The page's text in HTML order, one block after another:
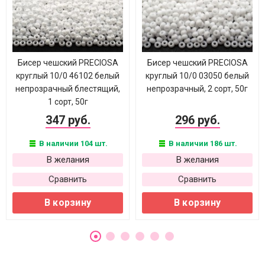
Бисер чешский PRECIOSA
круглый 10/0 46102 белый
непрозрачный блестящий,
1 сорт, 50г
347 руб.
В наличии 104 шт.
В желания
Сравнить
В корзину
Бисер чешский PRECIOSA
круглый 10/0 03050 белый
непрозрачный, 2 сорт, 50г
296 руб.
В наличии 186 шт.
В желания
Сравнить
В корзину